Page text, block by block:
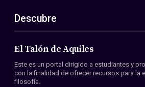
ES
EN
Acerca de nosotros
Miembros
Convenios
Descubre
El Talón de Aquiles
Este es un portal dirigido a estudiantes y
con la finalidad de ofrecer recursos para la
filosofía.